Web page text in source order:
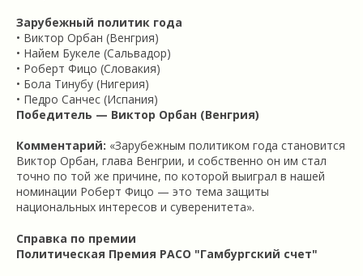
Зарубежный политик года
• Виктор Орбан (Венгрия)
• Найем Букеле (Сальвадор)
• Роберт Фицо (Словакия)
• Бола Тинубу (Нигерия)
• Педро Санчес (Испания)
Победитель — Виктор Орбан (Венгрия)
Комментарий: «Зарубежным политиком года становится
Виктор Орбан, глава Венгрии, и собственно он им стал
точно по той же причине, по которой выиграл в нашей
номинации Роберт Фицо — это тема защиты
национальных интересов и суверенитета».
Справка по премии
Политическая Премия РАСО "Гамбургский счет"